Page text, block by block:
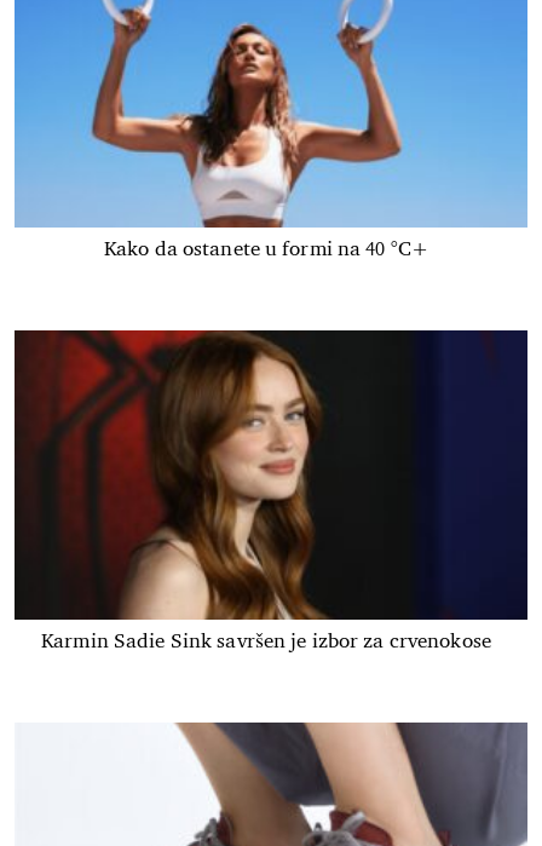
Kako da ostanete u formi na 40 °C+
Karmin Sadie Sink savršen je izbor za crvenokose